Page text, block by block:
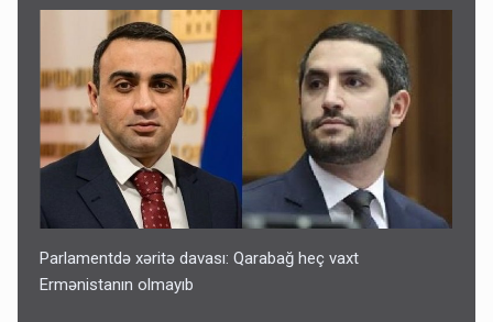
Parlamentdə xəritə davası: Qarabağ heç vaxt
Ermənistanın olmayıb